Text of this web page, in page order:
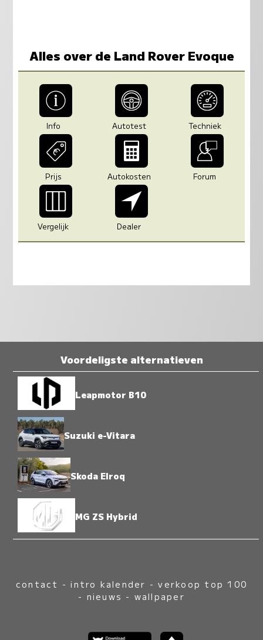
Alles over de Land Rover Evoque
Info Autotest Techniek
Prijs Autokosten Forum
Vergelijk Dealer
Voordeligste alternatieven
Leapmotor B10
Suzuki e-Vitara
Skoda Elroq
MG ZS Hybrid
contact -intro kalender -verkoop top 100
- nieuws - wallpaper